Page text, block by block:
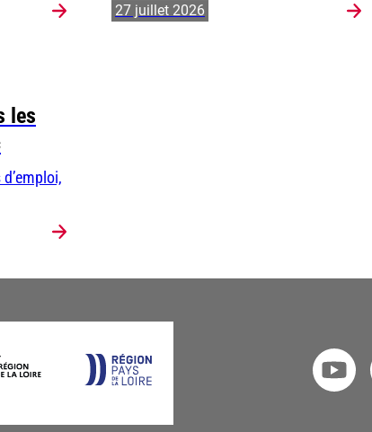
27 juillet 2026
les